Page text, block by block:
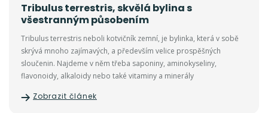
Tribulus terrestris, skvělá bylina s
všestranným působením
Tribulus terrestris neboli kotvičník zemní, je bylinka, která v sobě
skrývá mnoho zajímavých, a především velice prospěšných
sloučenin. Najdeme v něm třeba saponiny, aminokyseliny,
flavonoidy, alkaloidy nebo také vitaminy a minerály
Zobrazit článek